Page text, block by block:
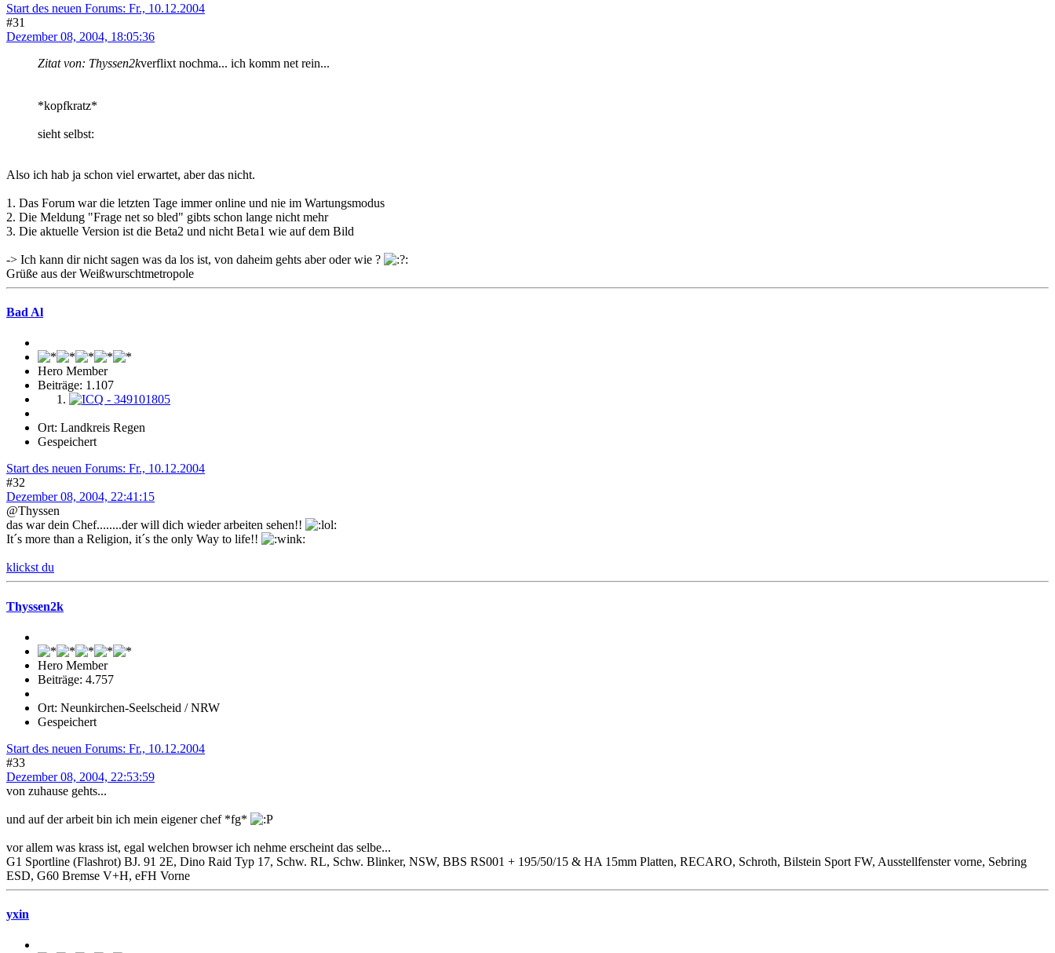
Start des neuen Forums: Fr., 10.12.2004
#31
Dezember 08, 2004, 18:05:36
Zitat von: Thyssen2kverflixt nochma... ich komm net rein...
*kopfkratz*
sieht selbst:
Also ich hab ja schon viel erwartet, aber das nicht.
1. Das Forum war die letzten Tage immer online und nie im Wartungsmodus
2. Die Meldung "Frage net so bled" gibts schon lange nicht mehr
3. Die aktuelle Version ist die Beta2 und nicht Beta1 wie auf dem Bild
-> Ich kann dir nicht sagen was da los ist, von daheim gehts aber oder wie ?
Grüße aus der Weißwurschtmetropole
Bad Al
Hero Member
Beiträge: 1.107
Ort: Landkreis Regen
Gespeichert
Start des neuen Forums: Fr., 10.12.2004
#32
Dezember 08, 2004, 22:41:15
@Thyssen
das war dein Chef........der will dich wieder arbeiten sehen!!
It´s more than a Religion, it´s the only Way to life!!
klickst du
Thyssen2k
Hero Member
Beiträge: 4.757
Ort: Neunkirchen-Seelscheid / NRW
Gespeichert
Start des neuen Forums: Fr., 10.12.2004
#33
Dezember 08, 2004, 22:53:59
von zuhause gehts...
und auf der arbeit bin ich mein eigener chef *fg*
vor allem was krass ist, egal welchen browser ich nehme erscheint das selbe...
G1 Sportline (Flashrot) BJ. 91 2E, Dino Raid Typ 17, Schw. RL, Schw. Blinker, NSW, BBS RS001 + 195/50/15 & HA 15mm Platten, RECARO, Schroth, Bilstein Sport FW, Ausstellfenster vorne, Sebring
ESD, G60 Bremse V+H, eFH Vorne
yxin